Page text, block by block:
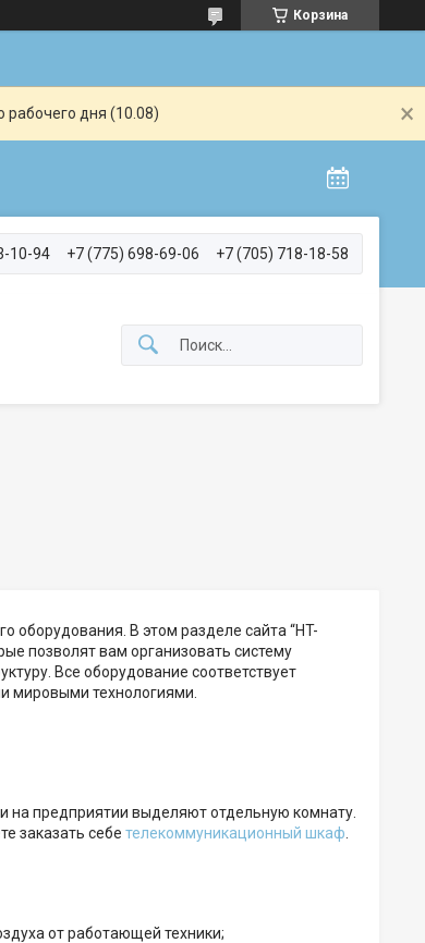
Корзина
дня (10.08)
10-94 +7 (775) 698-69-06 +7 (705) 718-18-58
оборудования. В этом разделе сайта “HT-
позволят вам организовать систему
Все оборудование соответствует
мировыми технологиями.
на предприятии выделяют отдельную комнату.
заказать себе телекоммуникационный шкаф
от работающей техники;